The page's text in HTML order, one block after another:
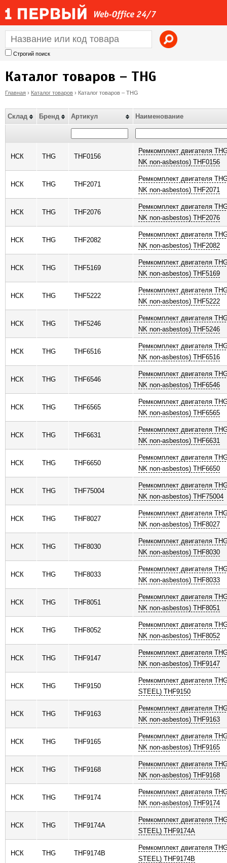
Jump to navigation
Строгий поиск
Каталог товаров – THG
В
ы
д
е
Главная › Каталог товаров › Каталог товаров – THG
Склад Бренд Артикул Наименование
НСК THG THF0156
Ремкомплект двигателя
NK non-asbestos) THF0156
НСК THG THF2071
Ремкомплект двигателя
NK non-asbestos) THF2071
НСК THG THF2076
Ремкомплект двигателя
NK non-asbestos) THF2076
НСК THG THF2082
Ремкомплект двигателя
NK non-asbestos) THF2082
НСК THG THF5169
Ремкомплект двигателя
NK non-asbestos) THF5169
НСК THG THF5222
Ремкомплект двигателя
NK non-asbestos) THF5222
НСК THG THF5246
Ремкомплект двигателя
NK non-asbestos) THF5246
НСК THG THF6516
Ремкомплект двигателя
NK non-asbestos) THF6516
НСК THG THF6546
Ремкомплект двигателя
NK non-asbestos) THF6546
НСК THG THF6565
Ремкомплект двигателя
NK non-asbestos) THF6565
НСК THG THF6631
Ремкомплект двигателя
NK non-asbestos) THF6631
НСК THG THF6650
Ремкомплект двигателя
NK non-asbestos) THF6650
НСК THG THF75004
Ремкомплект двигателя
NK non-asbestos) THF75004
НСК THG THF8027
Ремкомплект двигателя
NK non-asbestos) THF8027
НСК THG THF8030
Ремкомплект двигателя
NK non-asbestos) THF8030
НСК THG THF8033
Ремкомплект двигателя
NK non-asbestos) THF8033
НСК THG THF8051
Ремкомплект двигателя
NK non-asbestos) THF8051
НСК THG THF8052
Ремкомплект двигателя
NK non-asbestos) THF8052
НСК THG THF9147
Ремкомплект двигателя
NK non-asbestos) THF9147
НСК THG THF9150
Ремкомплект двигателя
STEEL) THF9150
НСК THG THF9163
Ремкомплект двигателя
NK non-asbestos) THF9163
НСК THG THF9165
Ремкомплект двигателя
NK non-asbestos) THF9165
НСК THG THF9168
Ремкомплект двигателя
NK non-asbestos) THF9168
НСК THG THF9174
Ремкомплект двигателя
NK non-asbestos) THF9174
НСК THG THF9174A
Ремкомплект двигателя
STEEL) THF9174A
НСК THG THF9174B
Ремкомплект двигателя
STEEL) THF9174B